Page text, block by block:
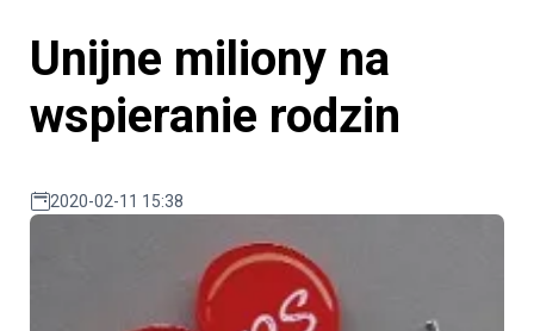
Unijne miliony na
wspieranie rodzin
2020-02-11 15:38